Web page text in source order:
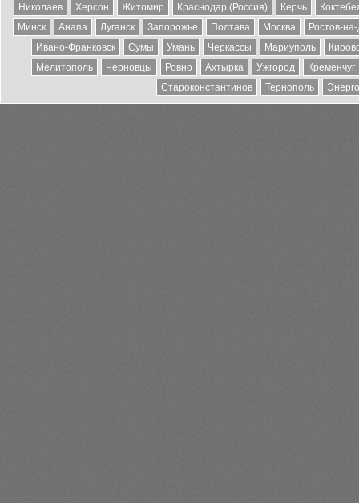
Николаев
Херсон Житомир Краснодар (Россия) Керчь
Минск
Анапа Луганск Запорожье Полтава Москва
Ростов-
Ивано-Франковск
Сумы Умань Черкассы Мариуполь
Мелитополь
Черновцы Ровно Ахтырка Ужгород
Кременчуг
Староконстантинов
Тернополь